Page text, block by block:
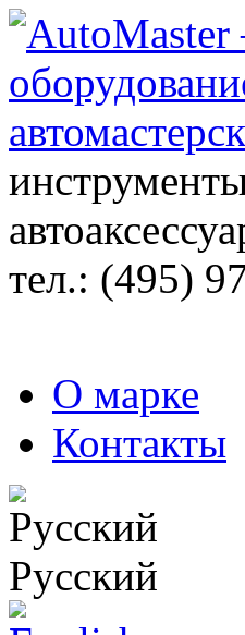
тел.: (495)
О марке
Контакты
Русский